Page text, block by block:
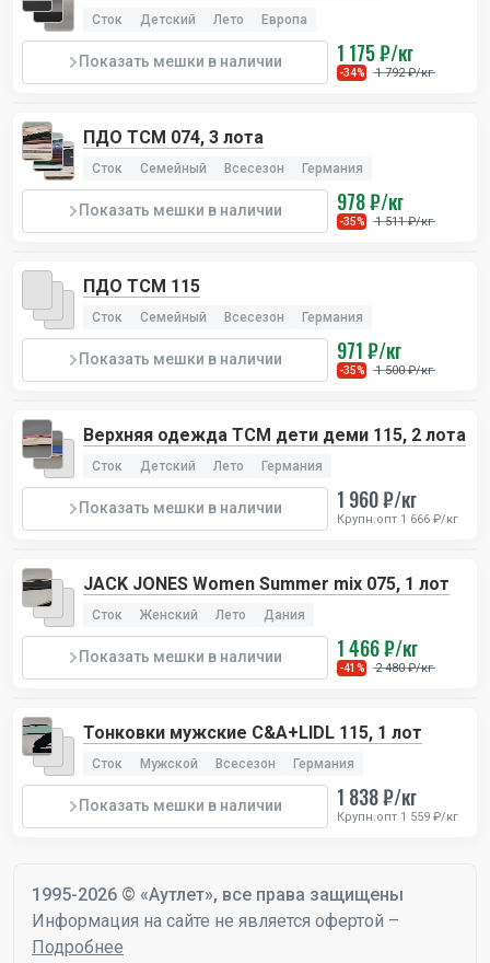
Сток Детский Лето Европа
Показать мешки в наличии 1 175 ₽/кг
-34% 1 792 ₽/кг
ПДО TCM 074, 3 лота
Сток Семейный Всесезон Германия
Показать мешки в наличии 978 ₽/кг
-35% 1 511 ₽/кг
ПДО TCM 115
Сток Семейный Всесезон Германия
Показать мешки в наличии 971 ₽/кг
-35% 1 500 ₽/кг
Верхняя одежда TCM дети деми 115, 2 лота
Сток Детский Лето Германия
Показать мешки в наличии 1 960 ₽/кг
Крупн.опт 1 666 ₽/кг
JACK JONES Women Summer mix 075, 1 лот
Сток Женский Лето Дания
Показать мешки в наличии 1 466 ₽/кг
-41% 2 480 ₽/кг
Тонковки мужские C&A+LIDL 115, 1 лот
Сток Мужской Всесезон Германия
Показать мешки в наличии 1 838 ₽/кг
Крупн.опт 1 559 ₽/кг
1995-2026 © «Аутлет», все права защищены
Информация на сайте не является офертой –
Подробнее